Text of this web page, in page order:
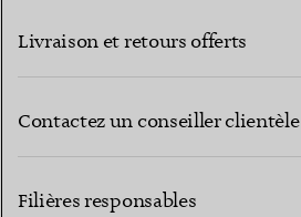
Livraison et retours offerts
Contactez un conseiller clientèle
Filières responsables